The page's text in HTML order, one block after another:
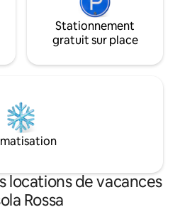
Stationnement
gratuit sur place
locations de vacances
Rossa